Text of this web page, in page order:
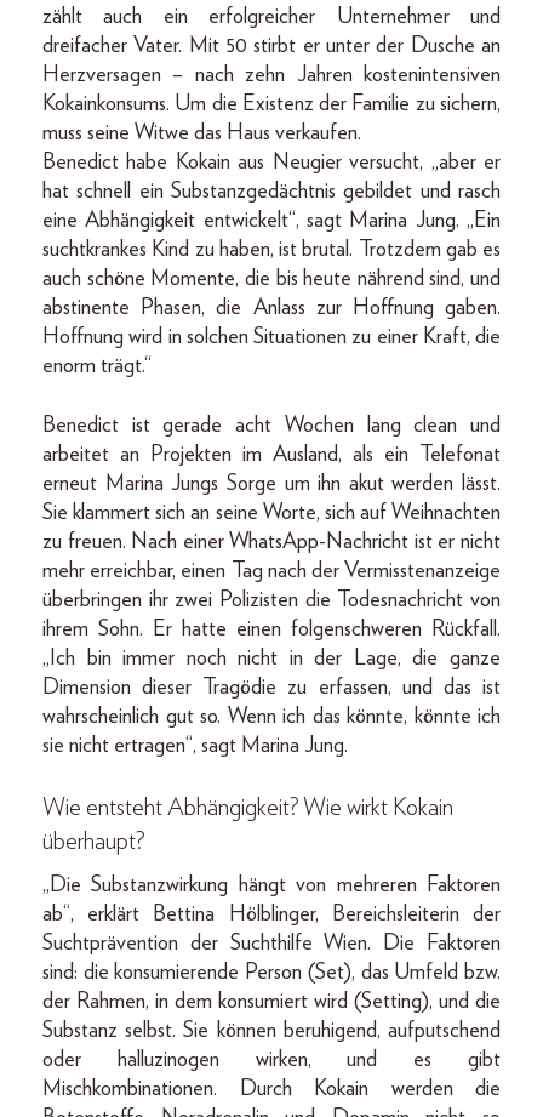
zählt auch ein erfolgreicher Unternehmer und
dreifacher Vater. Mit 50 stirbt er unter der Dusche an
Herzversagen – nach zehn Jahren kostenintensiven
Kokainkonsums. Um die Existenz der Familie zu sichern,
muss seine Witwe das Haus verkaufen.
Benedict habe Kokain aus Neugier versucht, „aber er
hat schnell ein Substanzgedächtnis gebildet und rasch
eine Abhängigkeit entwickelt“, sagt Marina Jung. „Ein
suchtkrankes Kind zu haben, ist brutal. Trotzdem gab es
auch schöne Momente, die bis heute nährend sind, und
abstinente Phasen, die Anlass zur Hoffnung gaben.
Hoffnung wird in solchen Situationen zu einer Kraft, die
enorm trägt.“
Benedict ist gerade acht Wochen lang clean und
arbeitet an Projekten im Ausland, als ein Telefonat
erneut Marina Jungs Sorge um ihn akut werden lässt.
Sie klammert sich an seine Worte, sich auf Weihnachten
zu freuen. Nach einer WhatsApp-Nachricht ist er nicht
mehr erreichbar, einen Tag nach der Vermisstenanzeige
überbringen ihr zwei Polizisten die Todesnachricht von
ihrem Sohn. Er hatte einen folgenschweren Rückfall.
„Ich bin immer noch nicht in der Lage, die ganze
Dimension dieser Tragödie zu erfassen, und das ist
wahrscheinlich gut so. Wenn ich das könnte, könnte ich
sie nicht ertragen“, sagt Marina Jung.
Wie entsteht Abhängigkeit? Wie wirkt Kokain
überhaupt?
„Die Substanzwirkung hängt von mehreren Faktoren
ab“, erklärt Bettina Hölblinger, Bereichsleiterin der
Suchtprävention der Suchthilfe Wien. Die Faktoren
sind: die konsumierende Person (Set), das Umfeld bzw.
der Rahmen, in dem konsumiert wird (Setting), und die
Substanz selbst. Sie können beruhigend, aufputschend
oder halluzinogen wirken, und es gibt
Mischkombinationen. Durch Kokain werden die